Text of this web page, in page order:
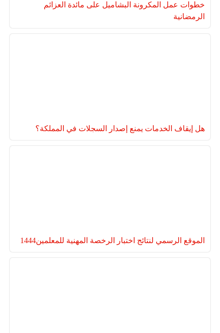
خطوات عمل المكرونة البشاميل على مائدة العزائم
الرمضانية
هل إيقاف الخدمات يمنع إصدار السجلات في المملكة؟
الموقع الرسمي لنتائج اختبار الرخصة المهنية للمعلمين1444